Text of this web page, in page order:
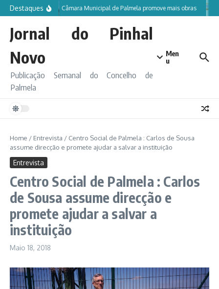
Ir para o conteúdo
Destaques Câmara Municipal de Palmela promove mais obras
Jornal do Pinhal
Novo
Publicação Semanal do Concelho de
Palmela
Men
u
Home / Entrevista / Centro Social de Palmela : Carlos de Sousa
assume direcção e promete ajudar a salvar a instituição
Entrevista
Centro Social de Palmela : Carlos
de Sousa assume direcção e
promete ajudar a salvar a
instituição
Maio 18, 2018